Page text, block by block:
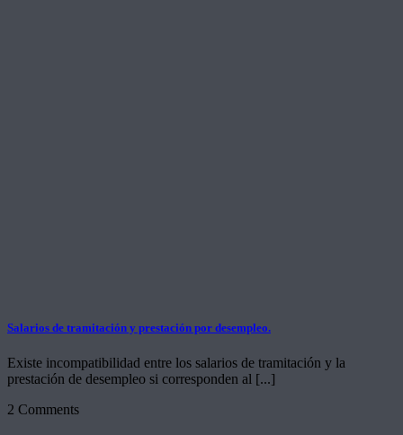
Salarios de tramitación y prestación por desempleo.
Existe incompatibilidad entre los salarios de tramitación y la
prestación de desempleo si corresponden al [...]
2 Comments